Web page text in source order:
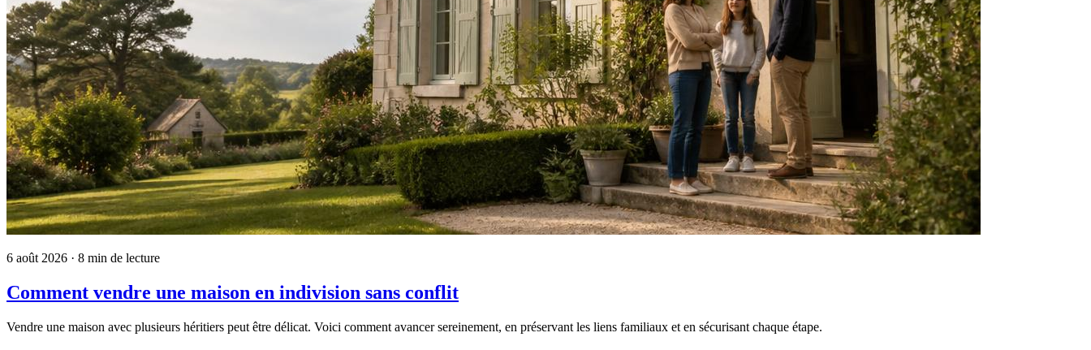
6 août 2026 · 8 min de lecture
Comment vendre une maison en indivision sans conflit
Vendre une maison avec plusieurs héritiers peut être délicat. Voici comment avancer sereinement, en préservant les liens familiaux et en sécurisant chaque étape.